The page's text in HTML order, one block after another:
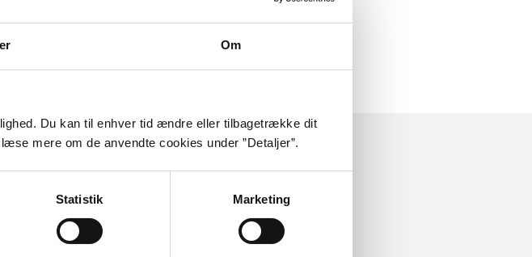
Om
Du kan til enhver tid ændre eller tilbagetrække dit
mere om de anvendte cookies under ”Detaljer”.
Statistik Marketing